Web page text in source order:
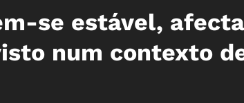
se estável,
num contexto